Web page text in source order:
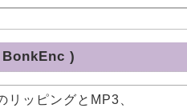
)
ッピングとMP3、